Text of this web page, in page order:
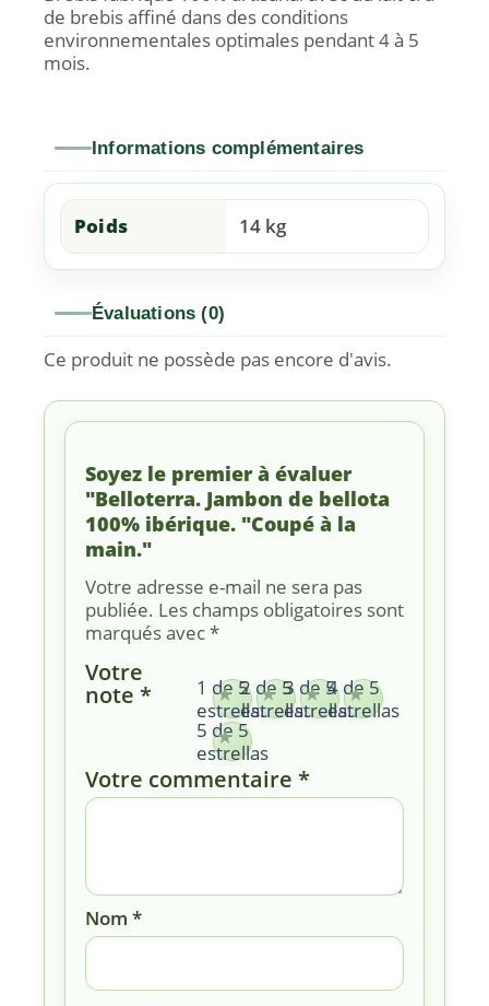
de brebis affiné dans des conditions
environnementales optimales pendant 4 à 5
mois.
Informations complémentaires
Poids 14 kg
Évaluations (0)
Ce produit ne possède pas encore d'avis.
Soyez le premier à évaluer
"Belloterra. Jambon de bellota
100% ibérique. "Coupé à la
main."
Votre adresse e-mail ne sera pas
publiée. Les champs obligatoires sont
marqués avec*
Votre
note *
1 de 5
estrellas
2 de 5
estrellas
3 de 5
estrellas
4 de 5
estrellas
5 de 5
estrellas
Votre commentaire *
Nom *